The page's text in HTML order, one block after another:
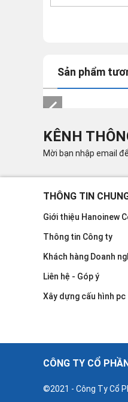
Sản phẩm
KÊNH
Mời bạn nhập email
THÔNG TIN
Giới thiệu Hanoinew
Thông tin Công ty
Khách hàng Doanh
Liên hệ - Góp ý
Xây dựng cấu hình pc
CÔNG TY CỔ
©2021 - Công Ty Cổ